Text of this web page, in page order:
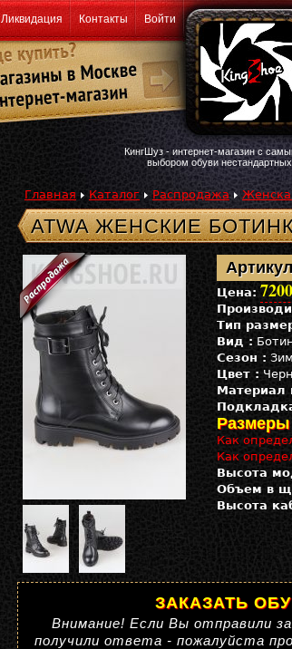
Ликвидация Контакты Войти
КингШуз - интернет-магазин с
выбором обуви
Главная Каталог Распродажа
ATWA ЖЕНСКИЕ
Цена:
Тип
Вид :
Сезон :
Цвет :
Материал
Размеры
Как
Как
Высота
Объем в
Высота
ЗАКАЗАТЬ
Внимание! Если Вы отправили
получили ответа - пожалуйста